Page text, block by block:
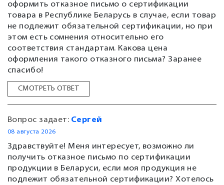
оформить отказное письмо о сертификации
товара в Республике Беларусь в случае, если товар
не подлежит обязательной сертификации, но при
этом есть сомнения относительно его
соответствия стандартам. Какова цена
оформления такого отказного письма? Заранее
спасибо!
СМОТРЕТЬ ОТВЕТ
Вопрос задает: Сергей
08 августа 2026
Здравствуйте! Меня интересует, возможно ли
получить отказное письмо по сертификации
продукции в Беларуси, если моя продукция не
подлежит обязательной сертификации? Хотелось